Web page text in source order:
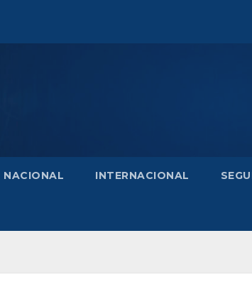
NACIONAL INTERNACIONAL